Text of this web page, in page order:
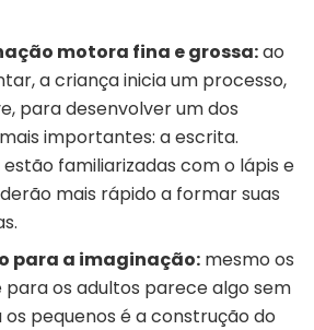
motora fina e grossa:ao
a criança inicia um processo,
para desenvolver um dos
importantes: a escrita.
estão familiarizadas com o lápis e
mais rápido a formar suas
para a imaginação: mesmo os
para os adultos parece algo sem
pequenos é a construção do